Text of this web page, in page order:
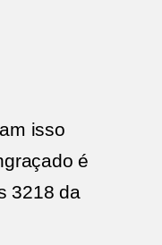
isso
é
3218 da